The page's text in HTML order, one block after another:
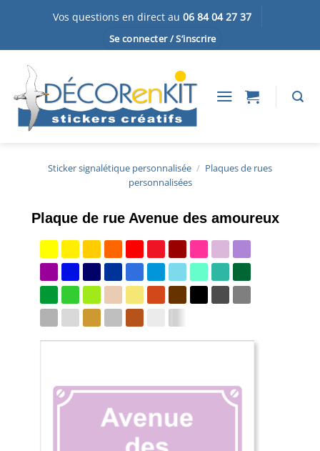
Vos questions en direct au 06 84 04 27 37
Se connecter / S’inscrire
Sticker signalétique personnalisée / Plaques de rues
personnalisées
Plaque de rue Avenue des amoureux